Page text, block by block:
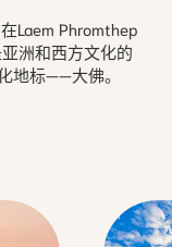
Laem Phromthep
洲和西方文化的
地标——大佛。